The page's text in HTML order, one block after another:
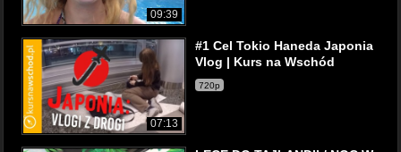
09:39
07:13
#1 Cel Tokio Haneda Japonia
Vlog | Kurs na Wschód
720p